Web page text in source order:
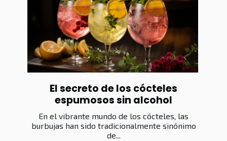
El secreto de los cócteles
espumosos sin alcohol
En el vibrante mundo de los cócteles, las
burbujas han sido tradicionalmente sinónimo
de...